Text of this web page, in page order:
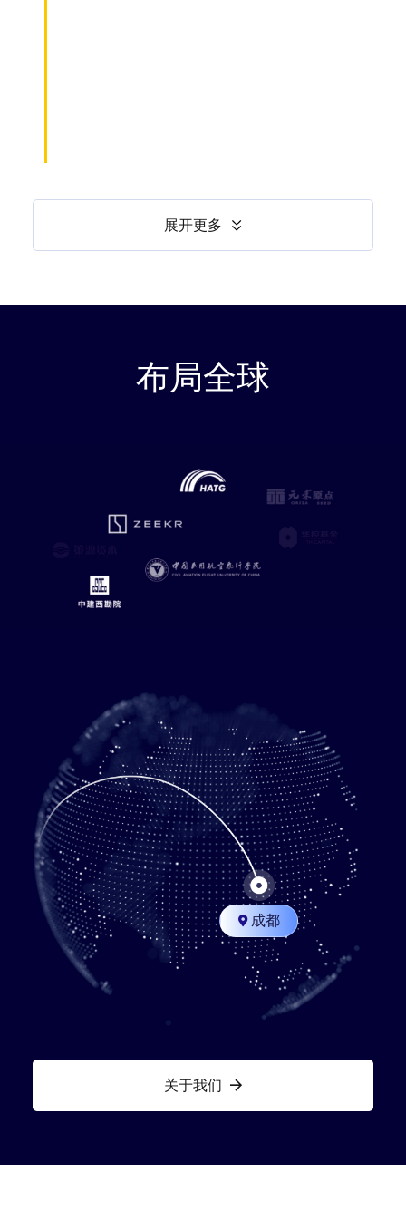
展开更多
布局全球
 成都
关于我们 